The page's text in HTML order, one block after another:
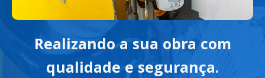
Realizando a sua obra com
qualidade e segurança.